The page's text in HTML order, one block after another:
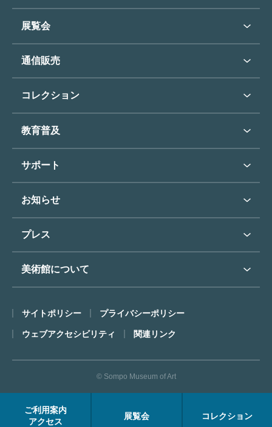
ご利用案内
アクセス
展覧会 コレクション
ご利用案内トップ
開館時間・休館日
アクセス
団体のご利用について
バリアフリー／小さなお子様
フロアマップ
ミュージアムショップ
カフェ
展覧会
展覧会・イベントトップ
次回の展覧会
展覧会スケジュール
過去の展覧会
通信販売
通信販売トップ
コレクション
コレクショントップ
東郷青児
コレクションハイライト
教育普及
教育普及トップ
オンラインで美術鑑賞
博物館実習について
サポート
よくあるご質問
東郷⻘児作品著作権申請
お知らせ
お知らせトップ
プレス
プレスリリーストップ
美術館について
ごあいさつ
コンセプト
沿革
FACEアーカイブス
サイトポリシー プライバシーポリシー
ウェブアクセシビリティ 関連リンク
© Sompo Museum of Art